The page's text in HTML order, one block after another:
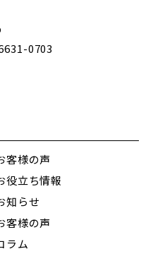
0703
客様の声
役立ち情報
知らせ
客様の声
ラム